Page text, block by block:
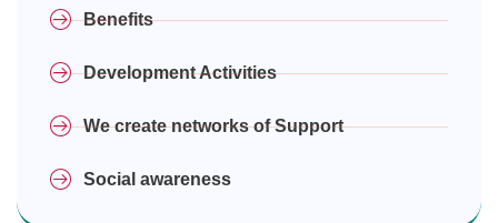
Benefits
Development Activities
We create networks of Support
Social awareness